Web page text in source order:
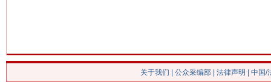
关于我们 公众采编部 法律声明 | 中国